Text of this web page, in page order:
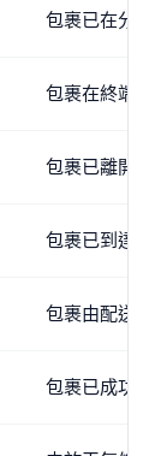
包裹已在分揀
包裹在終端或
包裹已離開分
包裹已到達收
包裹由配送司
包裹已成功交